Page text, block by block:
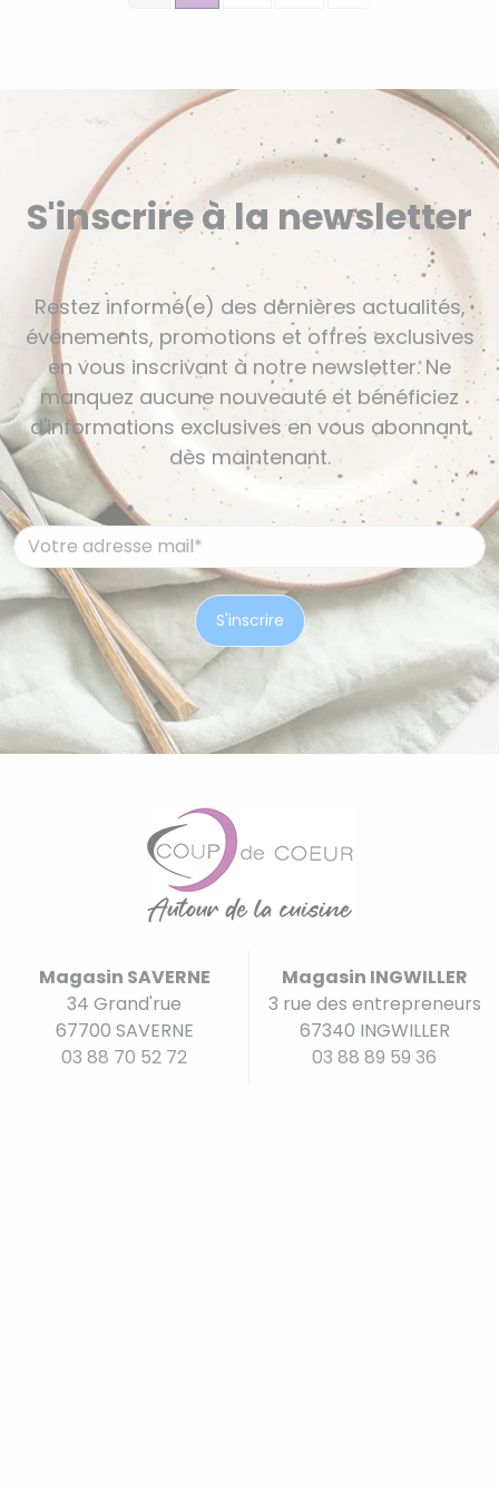
S'inscrire à la newsletter
Restez informé(e) des dernières actualités,
événements, promotions et offres exclusives
en vous inscrivant à notre newsletter. Ne
manquez aucune nouveauté et bénéficiez
d'informations exclusives en vous abonnant
dès maintenant.
Magasin SAVERNE
34 Grand'rue
67700 SAVERNE
03 88 70 52 72
Magasin INGWILLER
3 rue des entrepreneurs
67340 INGWILLER
03 88 89 59 36